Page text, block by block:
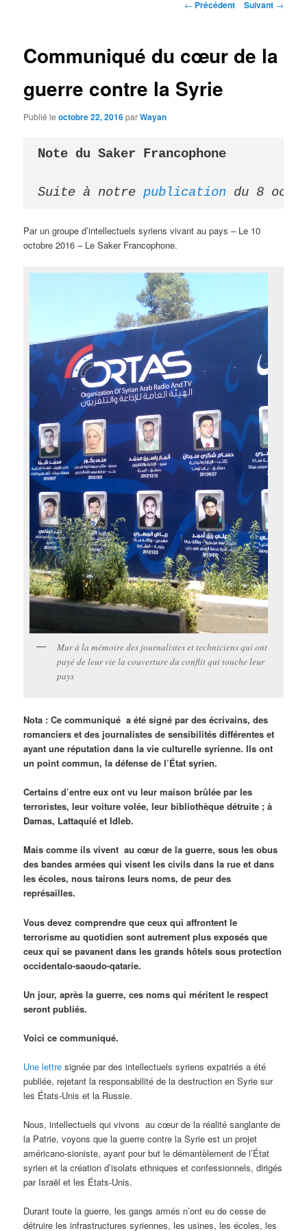
Navigation
← Précédent Suivant →
Communiqué du cœur de la
guerre contre la Syrie
Publié leoctobre 22, 2016parWayan
Note du Saker Francophone
Suite à notre publication du 8
Par un groupe d’intellectuels syriens vivant au pays – Le 10
octobre 2016 – Le Saker Francophone.
Mur à la mémoire des journalistes et techniciens qui ont
payé de leur vie la couverture du conflit qui touche leur
pays
Nota : Ce communiqué a été signé par des écrivains, des
romanciers et des journalistes de sensibilités différentes et
ayant une réputation dans la vie culturelle syrienne. Ils ont
un point commun, la défense de l’État syrien.
Certains d’entre eux ont vu leur maison brûlée par les
terroristes, leur voiture volée, leur bibliothèque détruite ; à
Damas, Lattaquié et Idleb.
Mais comme ils vivent au cœur de la guerre, sous les obus
des bandes armées qui visent les civils dans la rue et dans
les écoles, nous tairons leurs noms, de peur des
représailles.
Vous devez comprendre que ceux qui affrontent le
terrorisme au quotidien sont autrement plus exposés que
ceux qui se pavanent dans les grands hôtels sous protection
occidentalo-saoudo-qatarie.
Un jour, après la guerre, ces noms qui méritent le respect
seront publiés.
Voici ce communiqué.
Une lettre signée par des intellectuels syriens expatriés a été
publiée, rejetant la responsabilité de la destruction en Syrie sur
les États-Unis et la Russie.
Nous, intellectuels qui vivons au cœur de la réalité sanglante de
la Patrie, voyons que la guerre contre la Syrie est un projet
américano-sioniste, ayant pour but le démantèlement de l’État
syrien et la création d’isolats ethniques et confessionnels, dirigés
par Israël et les États-Unis.
Durant toute la guerre, les gangs armés n’ont eu de cesse de
détruire les infrastructures syriennes, les usines, les écoles, les